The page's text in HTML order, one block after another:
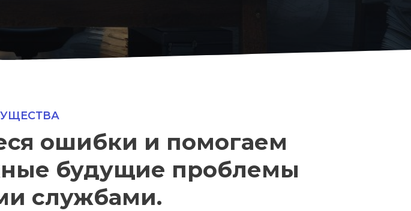
ошибки и помогаем
будущие проблемы
службами.